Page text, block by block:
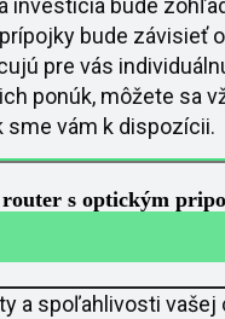
investícia bude
bude závisieť
pre vás
ponúk, môžete sa
sme vám k dispozícii.
s optickým
a spoľahlivosti